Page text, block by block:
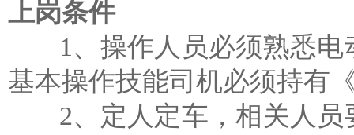
上岗条件
1、操作人员必须熟悉电
基本操作技能司机必须持有
2、定人定车，相关人员